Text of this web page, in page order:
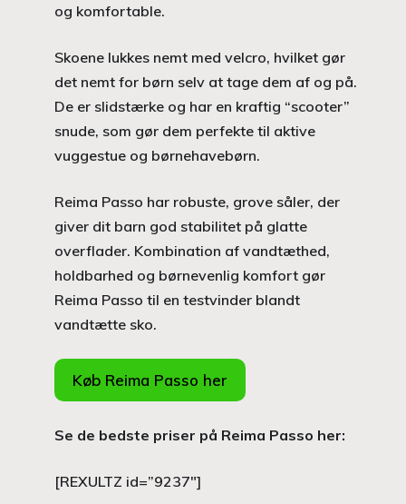
og komfortable.
Skoene lukkes nemt med velcro, hvilket gør
det nemt for børn selv at tage dem af og på.
De er slidstærke og har en kraftig “scooter”
snude, som gør dem perfekte til aktive
vuggestue og børnehavebørn.
Reima Passo har robuste, grove såler, der
giver dit barn god stabilitet på glatte
overflader. Kombination af vandtæthed,
holdbarhed og børnevenlig komfort gør
Reima Passo til en testvinder blandt
vandtætte sko.
Køb Reima Passo her
Se de bedste priser på Reima Passo her:
[REXULTZ id=”9237″]